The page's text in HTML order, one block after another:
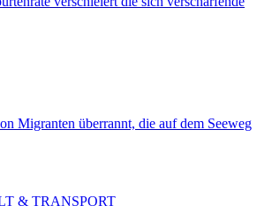
Migranten überrannt, die auf dem Seeweg
& TRANSPORT